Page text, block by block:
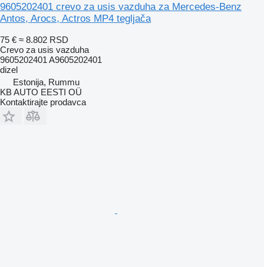
9605202401 crevo za usis vazduha za Mercedes-Benz
Antos, Arocs, Actros MP4 tegljača
75 € ≈ 8.802 RSD
Crevo za usis vazduha
9605202401 A9605202401
dizel
Estonija, Rummu
KB AUTO EESTI OÜ
Kontaktirajte prodavca